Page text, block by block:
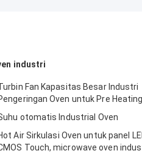
industri
Fan Kapasitas Besar Industri
Oven untuk Pre Heating
otomatis Industrial Oven
Air Sirkulasi Oven untuk panel
Touch, microwave oven